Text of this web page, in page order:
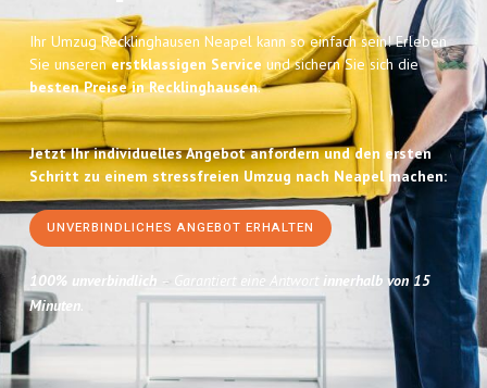
Ihr Umzug Recklinghausen Neapel kann so einfach sein! Erleben
Sie unserenerstklassigen Service und sichern Sie sich die
besten Preise in Recklinghausen.
Jetzt Ihr individuelles Angebot anfordern und den ersten
Schritt zu einem stressfreien Umzug nach Neapel machen:
UNVERBINDLICHES ANGEBOT ERHALTEN
100% unverbindlich – Garantiert eine Antwort
innerhalb von 15
Minuten.